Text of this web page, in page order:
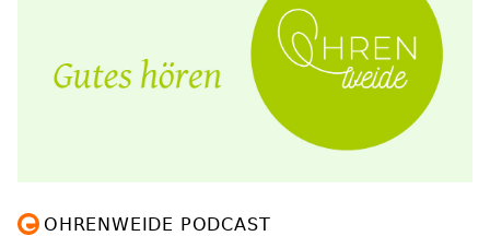
OHRENWEIDE PODCAST